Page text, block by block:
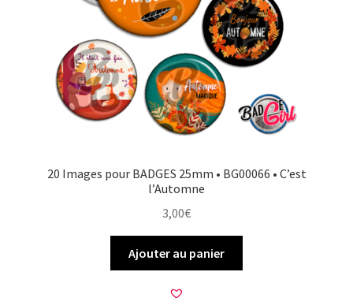
20 Images pour BADGES 25mm • BG00066 • C’est
l’Automne
3,00€
Ajouter au panier